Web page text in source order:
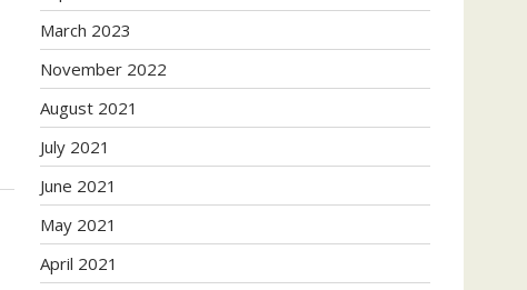
March 2023
November 2022
August 2021
July 2021
June 2021
May 2021
April 2021